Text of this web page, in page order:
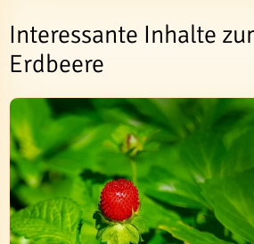
Interessante Inhalte
Erdbeere